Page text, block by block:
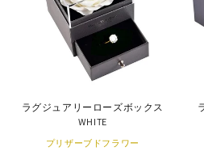
ラグジュアリーローズボックス
WHITE
プリザーブドフラワー